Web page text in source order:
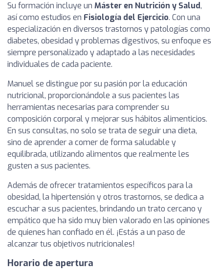
Su formación incluye un Máster en Nutrición y Salud,
así como estudios en Fisiología del Ejercicio. Con una
especialización en diversos trastornos y patologías como
diabetes, obesidad y problemas digestivos, su enfoque es
siempre personalizado y adaptado a las necesidades
individuales de cada paciente.
Manuel se distingue por su pasión por la educación
nutricional, proporcionándole a sus pacientes las
herramientas necesarias para comprender su
composición corporal y mejorar sus hábitos alimenticios.
En sus consultas, no solo se trata de seguir una dieta,
sino de aprender a comer de forma saludable y
equilibrada, utilizando alimentos que realmente les
gusten a sus pacientes.
Además de ofrecer tratamientos específicos para la
obesidad, la hipertensión y otros trastornos, se dedica a
escuchar a sus pacientes, brindando un trato cercano y
empático que ha sido muy bien valorado en las opiniones
de quienes han confiado en él. ¡Estás a un paso de
alcanzar tus objetivos nutricionales!
Horario de apertura